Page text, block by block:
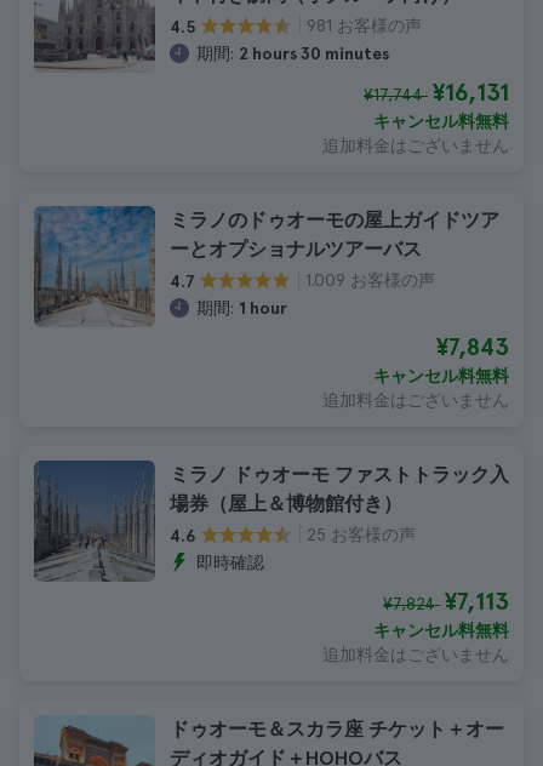
4.5
981 お客様の声
期間: 2 hours 30 minutes
¥17,744 ¥16,131
キャンセル料無料
追加料金はございません
ミラノのドゥオーモの屋上ガイドツア
ーとオプショナルツアーバス
4.7
1.009 お客様の声
期間: 1 hour
¥7,843
キャンセル料無料
追加料金はございません
ミラノ ドゥオーモ ファストトラック入
場券（屋上＆博物館付き）
4.6
25 お客様の声
即時確認
¥7,824 ¥7,113
キャンセル料無料
追加料金はございません
ドゥオーモ＆スカラ座 チケット＋オー
ディオガイド＋HOHOバス